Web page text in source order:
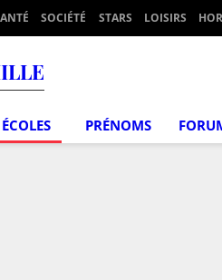
SOCIÉTÉ STARS LOISIRS
ÉCOLES PRÉNOMS